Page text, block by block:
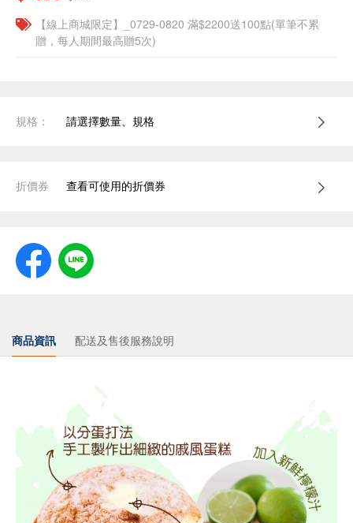
【線上商城限定】_0729-0820 滿$2200送100點(單筆不累
贈，每人期間最高贈5次)
規格： 請選擇數量、規格
折價券 查看可使用的折價券
商品資訊 配送及售後服務說明